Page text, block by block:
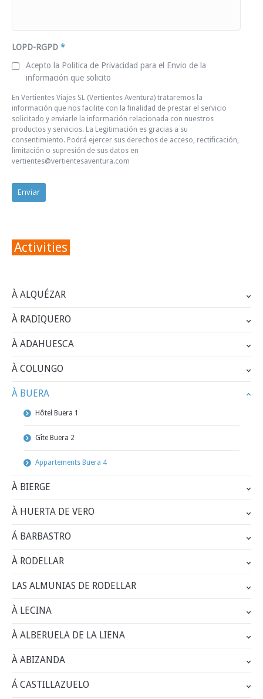
LOPD-RGPD *
Acepto la Politica de Privacidad para el Envio de la
información que solicito
En Vertientes Viajes SL (Vertientes Aventura) trataremos la
información que nos facilite con la finalidad de prestar el servicio
solicitado y enviarle la información relacionada con nuestros
productos y servicios. La Legitimación es gracias a su
consentimiento. Podrá ejercer sus derechos de acceso, rectificación,
limitación o supresión de sus datos en
vertientes@vertientesaventura.com
Activities
À ALQUÉZAR
À RADIQUERO
À ADAHUESCA
À COLUNGO
À BUERA
Hôtel Buera 1
Gîte Buera 2
Appartements Buera 4
À BIERGE
À HUERTA DE VERO
Á BARBASTRO
À RODELLAR
LAS ALMUNIAS DE RODELLAR
À LECINA
À ALBERUELA DE LA LIENA
À ABIZANDA
Á CASTILLAZUELO